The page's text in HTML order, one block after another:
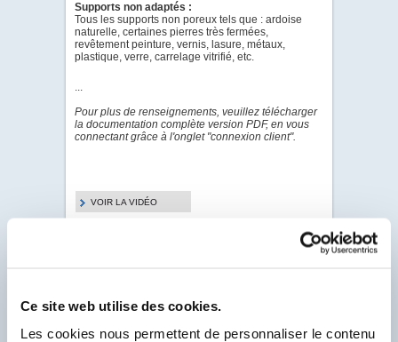
Ce site web utilise des cookies.
Les cookies nous permettent de personnaliser le contenu
VOIR LA VIDÉO
Supports non adaptés :
Tous les supports non poreux tels que : ardoise
naturelle, certaines pierres très fermées,
revêtement peinture, vernis, lasure, métaux,
plastique, verre, carrelage vitrifié, etc.
...
Pour plus de renseignements, veuillez télécharger
la documentation complète version PDF, en vous
connectant grâce à l'onglet "connexion client".